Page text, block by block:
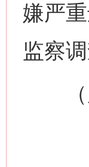
嫌严
监察调
（广